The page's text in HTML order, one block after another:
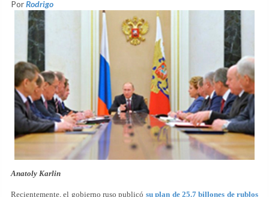
PorRodrigo
Anatoly Karlin
Recientemente, el gobierno ruso publicó su plan de 25.7 billones de rublos